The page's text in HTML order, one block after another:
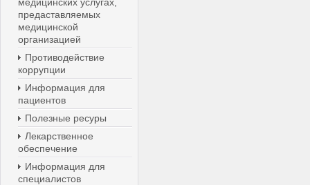
предаставляемых
медицинской
организацией
Противодействие
коррупции
Информация для
пациентов
Полезные ресуры
Лекарственное
обеспечение
Информация для
специалистов